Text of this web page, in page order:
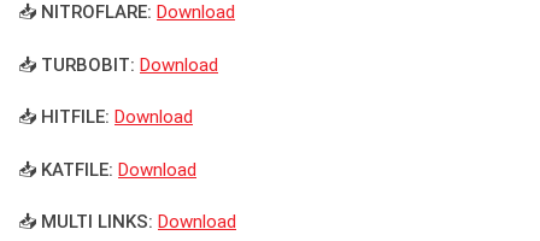
📥 NITROFLARE: Download
📥 TURBOBIT: Download
📥 HITFILE: Download
📥 KATFILE: Download
📥 MULTI LINKS: Download